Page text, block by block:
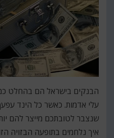
הבנקים בישראל הם בהחלט
עלי אדמות. כאשר כל הינד
שנצבר לטובתכם מייצר להם
איך נלחמים בתופעה הבזויה